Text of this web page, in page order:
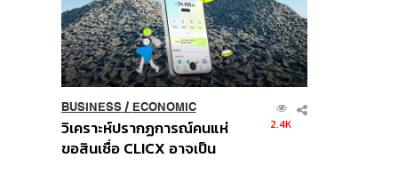
BUSINESS/ ECONOMIC
วิเคราะห์ปรากฏการณ์คนแห่
ขอสินเชื่อ CLICX อาจเป็น
2.4K